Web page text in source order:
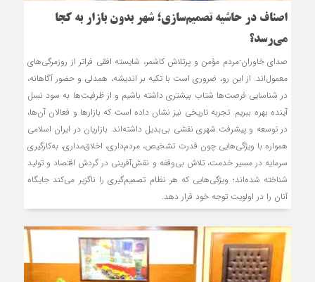
اصناف در حاشیه تصمیم‌سازی؛ شهر بدون بازار به کجا
می‌رسد؟
صدای خاوران-مردم مؤمن و پرتلاش کاشمر، شایسته افقی فراتر از روزمرگی‌های
معمول‌اند. از این رو، ضروری است با تکیه بر اندیشه، همدلی و حضور آگاهانه،
در شناسایی فرصت‌ها شتاب بیشتری داشته باشیم و از ظرفیت‌ها به سود نسل
آینده بهره ببریم. تجربه تاریخی نیز نشان داده است که بازارها و فعالان آن‌ها،
در توسعه و پیشرفت شهری نقشی بی‌بدیل داشته‌اند. بازاریان در ایران اسلامی
همواره با ویژگی‌هایی چون قدرت تشخیص، مردم‌داری، اخلاق‌مداری، به‌کارگیری
سرمایه در مسیر خدمت، تلاش بی‌وقفه و نقش‌آفرینی در گردش اقتصاد و تولید
شناخته شده‌اند؛ ویژگی‌هایی که هر نظام تصمیم‌گیری را ناگزیر می‌کند جایگاه
آنان را در اولویت توجه خود قرار دهد.